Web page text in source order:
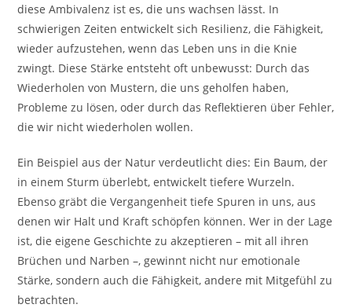
diese Ambivalenz ist es, die uns wachsen lässt. In
schwierigen Zeiten entwickelt sich Resilienz, die Fähigkeit,
wieder aufzustehen, wenn das Leben uns in die Knie
zwingt. Diese Stärke entsteht oft unbewusst: Durch das
Wiederholen von Mustern, die uns geholfen haben,
Probleme zu lösen, oder durch das Reflektieren über Fehler,
die wir nicht wiederholen wollen.
Ein Beispiel aus der Natur verdeutlicht dies: Ein Baum, der
in einem Sturm überlebt, entwickelt tiefere Wurzeln.
Ebenso gräbt die Vergangenheit tiefe Spuren in uns, aus
denen wir Halt und Kraft schöpfen können. Wer in der Lage
ist, die eigene Geschichte zu akzeptieren – mit all ihren
Brüchen und Narben –, gewinnt nicht nur emotionale
Stärke, sondern auch die Fähigkeit, andere mit Mitgefühl zu
betrachten.